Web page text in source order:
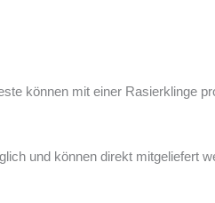
können mit einer Rasierklinge
und können direkt mitgeliefert